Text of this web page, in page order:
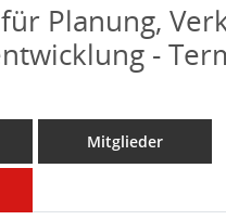
Planung,
-
Mitglieder